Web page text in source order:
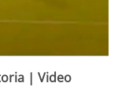
| Video